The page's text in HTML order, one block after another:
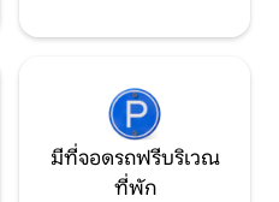
มีที่จอดรถฟรีบริเวณ
ที่พัก